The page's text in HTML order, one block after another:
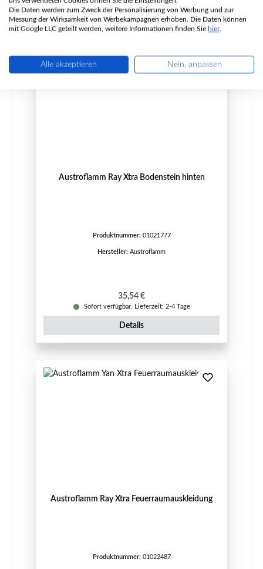
Details
Austroflamm Ray Xtra Bodenstein hinten
Produktnummer: 01021777
Hersteller: Austroflamm
Regulärer Preis:
35,54 €
Sofort verfügbar, Lieferzeit: 2-4 Tage
Details
Austroflamm Ray Xtra Feuerraumauskleidung
Produktnummer: 01022487
Die Daten werden zum Zweck der Personalisierung von Werbung und zur
Messung der Wirksamkeit von Werbekampagnen erhoben. Die Daten können
mit Google LLC geteilt werden, weitere Informationen finden Sie hier.
Alle akzeptieren Nein, anpassen